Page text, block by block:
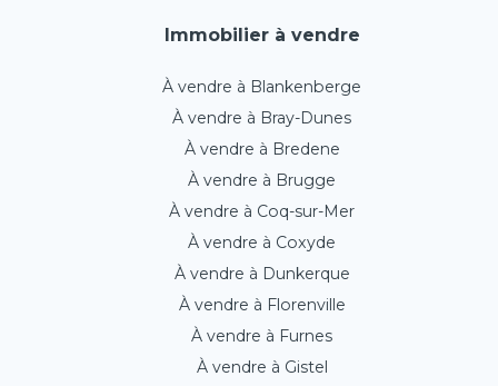
Immobilier à vendre
À vendre à Blankenberge
À vendre à Bray-Dunes
À vendre à Bredene
À vendre à Brugge
À vendre à Coq-sur-Mer
À vendre à Coxyde
À vendre à Dunkerque
À vendre à Florenville
À vendre à Furnes
À vendre à Gistel